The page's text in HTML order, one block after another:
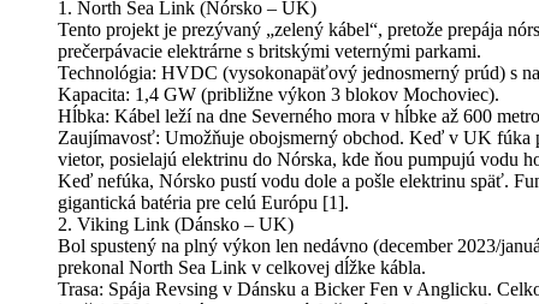
1. North Sea Link (Nórsko – UK)
Tento projekt je prezývaný „zelený kábel“, pretože prepája
prečerpávacie elektrárne s britskými veternými parkami.
Technológia: HVDC (vysokonapäťový jednosmerný prúd) s
Kapacita: 1,4 GW (približne výkon 3 blokov Mochoviec).
Hĺbka: Kábel leží na dne Severného mora v hĺbke až 600
Zaujímavosť: Umožňuje obojsmerný obchod. Keď v UK fúka
vietor, posielajú elektrinu do Nórska, kde ňou pumpujú vodu
Keď nefúka, Nórsko pustí vodu dole a pošle elektrinu späť.
gigantická batéria pre celú Európu [1].
2. Viking Link (Dánsko – UK)
Bol spustený na plný výkon len nedávno (december 2023/
prekonal North Sea Link v celkovej dĺžke kábla.
Trasa: Spája Revsing v Dánsku a Bicker Fen v Anglicku.